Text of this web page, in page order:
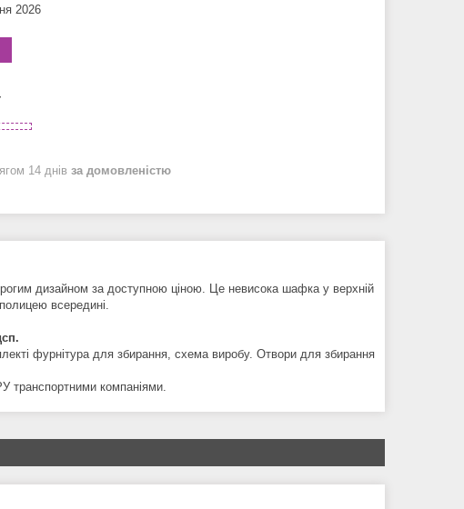
2026
14 днів за домовленістю
дизайном за доступною ціною. Це невисока шафка у верхній
всередині.
фурнітура для збирання, схема виробу. Отвори для збирання
компаніями.